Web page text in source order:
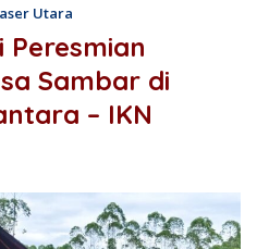
Utara
Peresmian
Sambar di
– IKN